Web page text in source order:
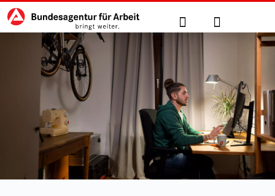
zu den Hauptinhalten springen
Hauptnavigation Suche Anmelden